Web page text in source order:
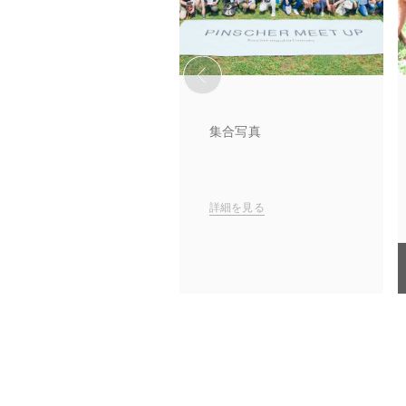
集合写真
詳細を見る